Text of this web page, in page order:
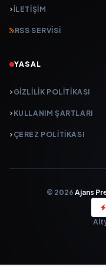
İLETIŞIM
RSS SERVISI
YASAL
GIZLILIK POLITIKASI
KULLANIM ŞARTLARI
ÇEREZ POLITIKASI
© 2026 Ajans